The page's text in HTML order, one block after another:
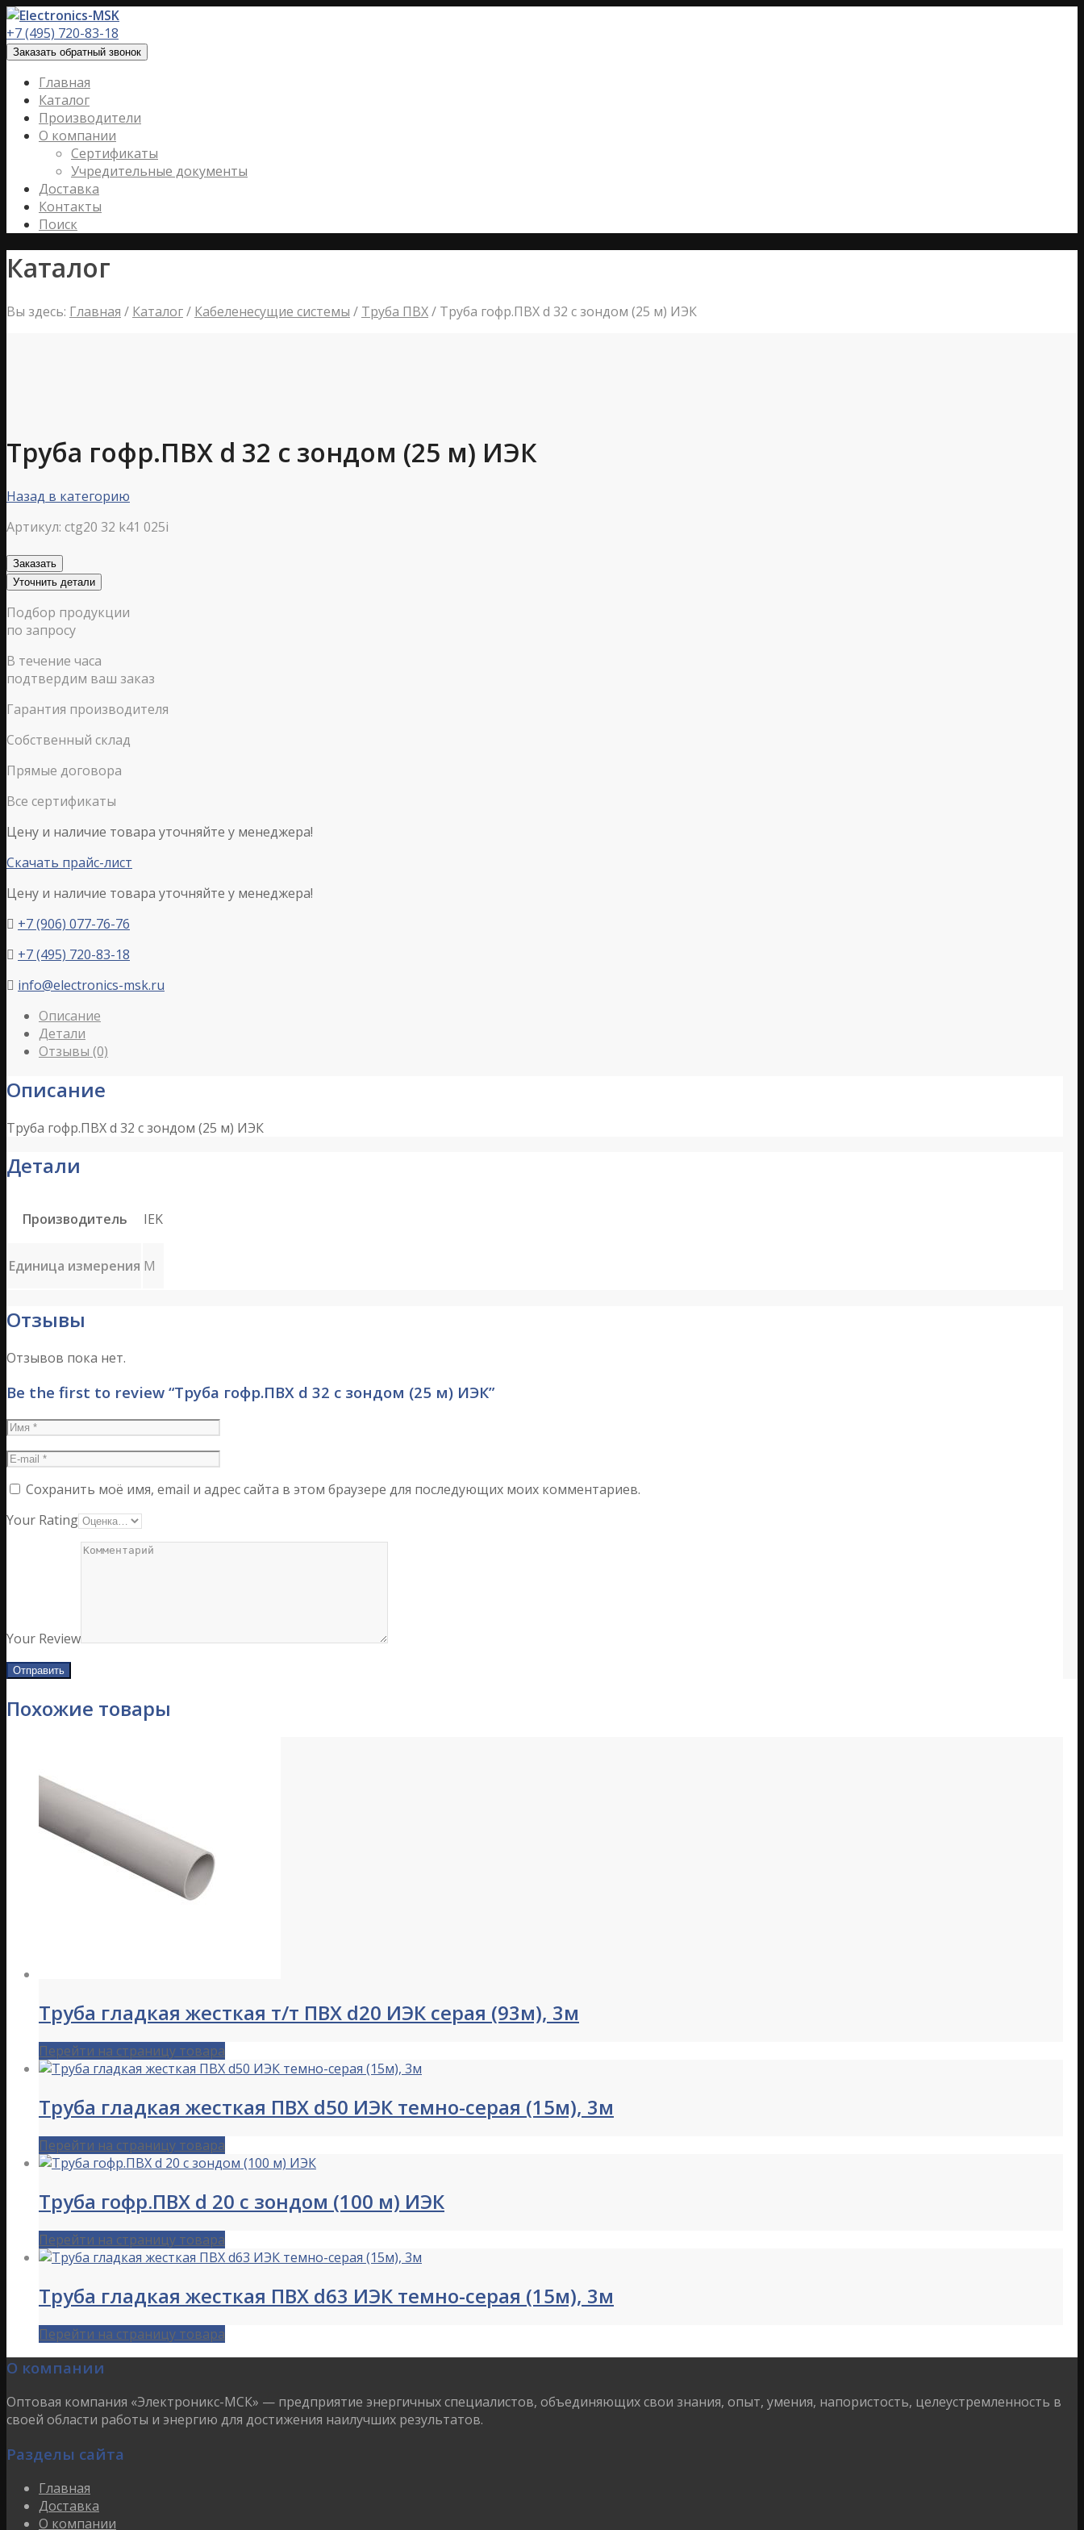
+7 (495) 720-83-18
Заказать обратный звонок
Главная
Каталог
Производители
О компании
Сертификаты
Учредительные документы
Доставка
Контакты
Поиск
Каталог
Вы здесь: Главная / Каталог/ Кабеленесущие системы / Труба ПВХ/ Труба гофр.ПВХ d 32 с зондом (25 м) ИЭК
Труба гофр.ПВХ d 32 с зондом (25 м) ИЭК
Назад в категорию
Артикул: ctg20 32 k41 025i
Заказать
Уточнить детали
Подбор продукции
по запросу
В течение часа
подтвердим ваш заказ
Гарантия производителя
Собственный склад
Прямые договора
Все сертификаты
Цену и наличие товара уточняйте у менеджера!
Скачать прайс-лист
Цену и наличие товара уточняйте у менеджера!
 +7 (906) 077-76-76
 +7 (495) 720-83-18
 info@electronics-msk.ru
Описание
Детали
Отзывы (0)
Описание
Труба гофр.ПВХ d 32 с зондом (25 м) ИЭК
Детали
Производитель IEK
Единица измерения М
Отзывы
Отзывов пока нет.
Be the first to review “Труба гофр.ПВХ d 32 с зондом (25 м) ИЭК”
Сохранить моё имя, email и адрес сайта в этом браузере для последующих моих комментариев.
Your Rating
Your Review
Похожие товары
Труба гладкая жесткая т/т ПВХ d20 ИЭК серая (93м), 3м
Перейти на страницу товара
Труба гладкая жесткая ПВХ d50 ИЭК темно-серая (15м), 3м
Перейти на страницу товара
Труба гофр.ПВХ d 20 с зондом (100 м) ИЭК
Перейти на страницу товара
Труба гладкая жесткая ПВХ d63 ИЭК темно-серая (15м), 3м
Перейти на страницу товара
О компании
Оптовая компания «Электроникс-МСК» — предприятие энергичных специалистов, объединяющих свои знания, опыт, умения, напористость, целеустремленность в
своей области работы и энергию для достижения наилучших результатов.
Разделы сайта
Главная
Доставка
О компании